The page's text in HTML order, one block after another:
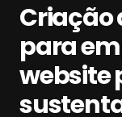
Criação
para
website